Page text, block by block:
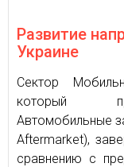
Развитие
Украине
Сектор
который
Автомобильные
Aftermarket),
сравнению с